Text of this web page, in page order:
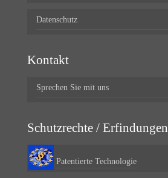
Datenschutz
Kontakt
Sprechen Sie mit uns
Schutzrechte / Erfindungen
Patentierte Technologie